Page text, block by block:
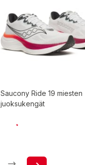
Saucony Ride 19 miesten
juoksukengät